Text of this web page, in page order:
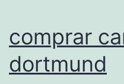
comprar
dortmund